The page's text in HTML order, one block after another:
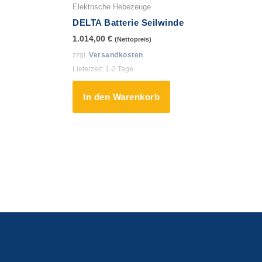
Elektrische Hebezeuge
DELTA Batterie Seilwinde
1.014,00 € (Nettopreis)
zzgl. Versandkosten
Lieferzeit: 1-2 Tage
In den Warenkorb